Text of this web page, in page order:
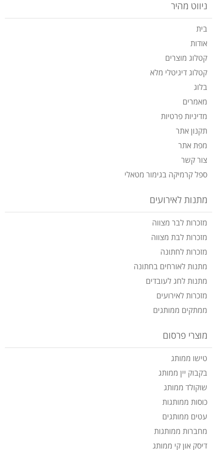
ניווט מהיר
בית
אודות
קטלוג מוצרים
קטלוג דיגיטלי מלא
בלוג
מאמרים
מדיניות פרטיות
תקנון אתר
מפת אתר
צור קשר
ספל קרמיקה בגימור מטאלי
מתנות לאירועים
מזכרות לבר מצווה
מזכרות לבת מצווה
מזכרות לחתונה
מתנות לאורחים בחתונה
מתנות לחג לעובדים
מזכרות לאירועים
ממתקים ממותגים
מוצרי פרסום
טישו ממותג
בקבוק יין ממותג
שוקולד ממותג
כוסות ממותגות
עטים ממותגים
מחברות ממותגות
דיסק און קי ממותג